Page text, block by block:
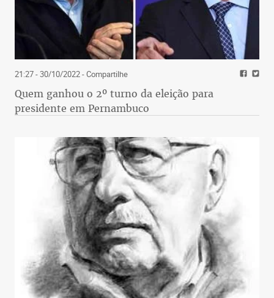
21:27 - 30/10/2022- Compartilhe
Quem ganhou o 2º turno da eleição para
presidente em Pernambuco